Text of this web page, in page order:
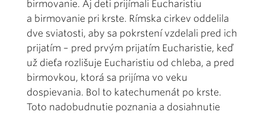
birmovanie. Aj deti prijímali Eucharistiu
a birmovanie pri krste. Rímska cirkev oddelila
dve sviatosti, aby sa pokrstení vzdelali pred ich
prijatím – pred prvým prijatím Eucharistie, keď
už dieťa rozlišuje Eucharistiu od chleba, a pred
birmovkou, ktorá sa prijíma vo veku
dospievania. Bol to katechumenát po krste.
Toto nadobudnutie poznania a dosiahnutie